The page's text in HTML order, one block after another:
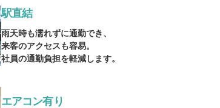
駅直結
雨天時も濡れずに通勤でき、
来客のアクセスも容易。
社員の通勤負担を軽減します。
エアコン有り